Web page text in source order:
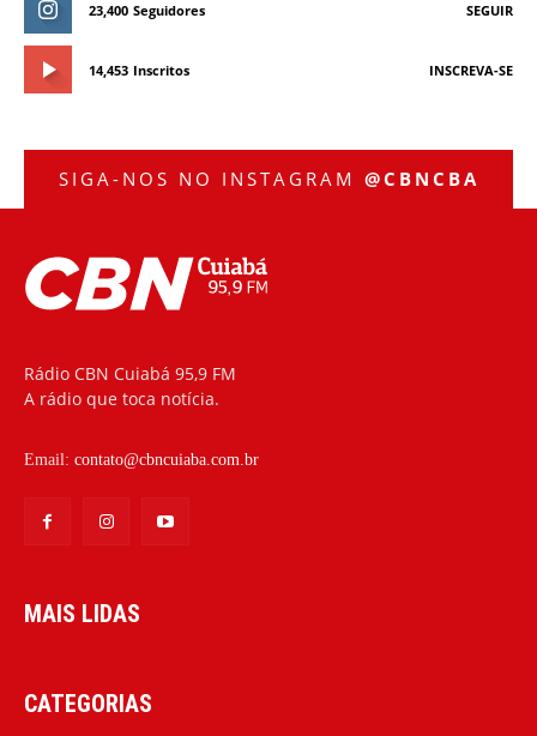
23,400 Seguidores SEGUIR
14,453 Inscritos INSCREVA-SE
SIGA-NOS NO INSTAGRAM @CBNCBA
Rádio CBN Cuiabá 95,9 FM
A rádio que toca notícia.
Email: contato@cbncuiaba.com.br
MAIS LIDAS
CATEGORIAS